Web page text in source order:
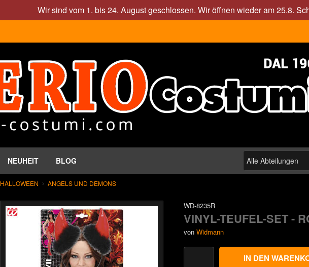
Wir sind vom 1. bis 24. August geschlossen. Wir öffnen wieder am 25.8.
NEUHEIT BLOG
HALLOWEEN ANGELS UND DEMONS
WD-8235R
VINYL-TEUFEL-SET -
von Widmann